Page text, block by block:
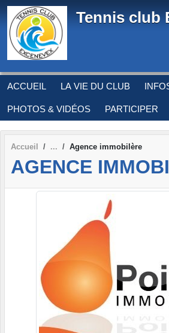
Tennis club
ACCUEIL LA VIE DU CLUB
PHOTOS & VIDÉOS PARTICIPER
Accueil Agence immobilère
AGENCE
Panneau de gestion des cookies